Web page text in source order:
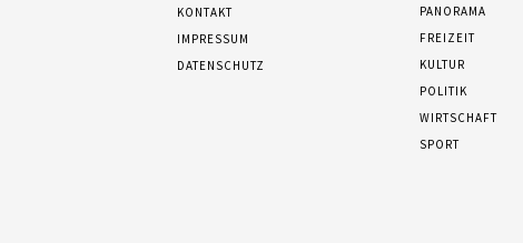
KONTAKT
IMPRESSUM
DATENSCHUTZ
PANORAMA
FREIZEIT
KULTUR
POLITIK
WIRTSCHAFT
SPORT